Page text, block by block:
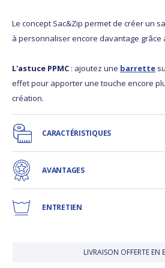
Le concept Sac&Zip permet de créer un
à personnaliser encore davantage grâce
L'astuce PPMC : ajoutez une barrette
effet pour apporter une touche encore
création.
CARACTÉRISTIQUES
AVANTAGES
ENTRETIEN
LIVRAISON OFFERTE